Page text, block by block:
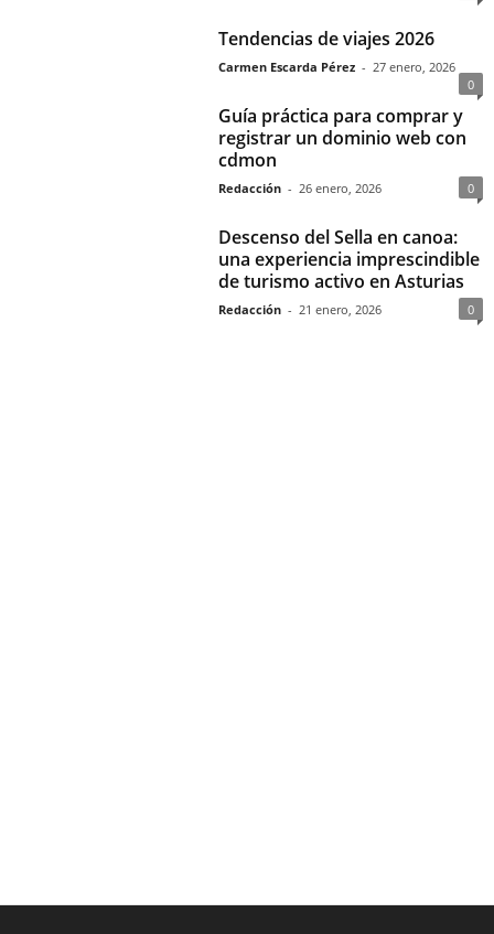
Tendencias de viajes 2026
Carmen Escarda Pérez - 27 enero, 2026
0
Guía práctica para comprar y
registrar un dominio web con
cdmon
Redacción - 26 enero, 2026 0
Descenso del Sella en canoa:
una experiencia imprescindible
de turismo activo en Asturias
Redacción - 21 enero, 2026 0